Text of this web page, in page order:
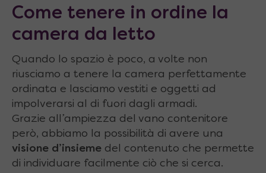
Come tenere in ordine la
camera da letto
Quando lo spazio è poco, a volte non
riusciamo a tenere la camera perfettamente
ordinata e lasciamo vestiti e oggetti ad
impolverarsi al di fuori dagli armadi.
Grazie all’ampiezza del vano contenitore
però, abbiamo la possibilità di avere una
visione d’insieme del contenuto che permette
di individuare facilmente ciò che si cerca.